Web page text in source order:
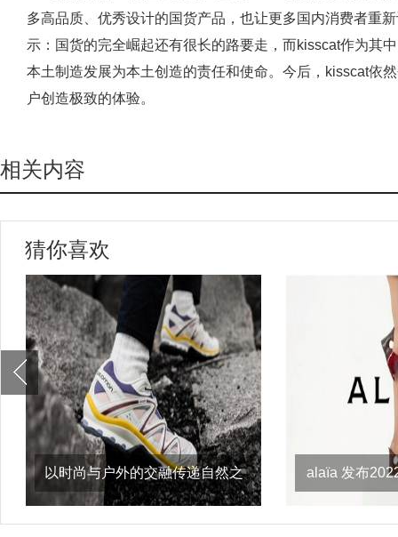
多高品质、优秀设计的国货产品，也让更多国内消费者重
示：国货的完全崛起还有很长的路要走，而kisscat作为其
本土制造发展为本土创造的责任和使命。今后，kisscat依
户创造极致的体验。
相关内容
猜你喜欢
以时尚与户外的交融传递自然之
意，salomon
alaïa 发布